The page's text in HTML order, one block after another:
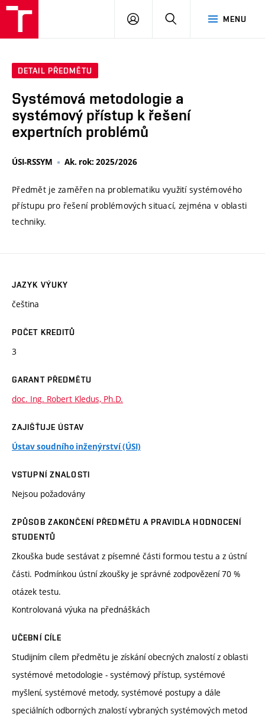
MENU
PŘIHLÁSIT
DETAIL PŘEDMĚTU
Systémová metodologie a
systémový přístup k řešení
expertních problémů
ÚSI-RSSYM Ak. rok: 2025/2026
Předmět je zaměřen na problematiku využití systémového
přístupu pro řešení problémových situací, zejména v oblasti
techniky.
JAZYK VÝUKY
čeština
POČET KREDITŮ
3
GARANT PŘEDMĚTU
doc. Ing. Robert Kledus, Ph.D.
ZAJIŠŤUJE ÚSTAV
Ústav soudního inženýrství (ÚSI)
VSTUPNÍ ZNALOSTI
Nejsou požadovány
ZPŮSOB ZAKONČENÍ PŘEDMĚTU A PRAVIDLA HODNOCENÍ
STUDENTŮ
Zkouška bude sestávat z písemné části formou testu a z ústní
části. Podmínkou ústní zkoušky je správné zodpovězení 70 %
otázek testu.
Kontrolovaná výuka na přednáškách
UČEBNÍ CÍLE
Studijním cílem předmětu je získání obecných znalostí z oblasti
systémové metodologie - systémový přístup, systémové
myšlení, systémové metody, systémové postupy a dále
speciálních odborných znalostí vybraných systémových metod